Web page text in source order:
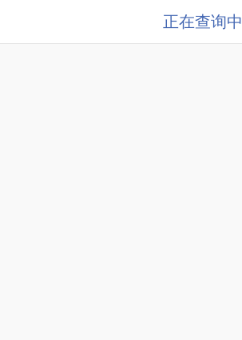
正在查询中